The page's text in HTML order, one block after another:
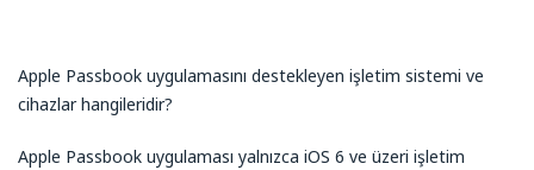
Apple Passbook uygulamasını destekleyen işletim sistemi ve
cihazlar hangileridir?
Apple Passbook uygulaması yalnızca iOS 6 ve üzeri işletim